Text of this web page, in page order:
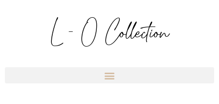
L - O Collection